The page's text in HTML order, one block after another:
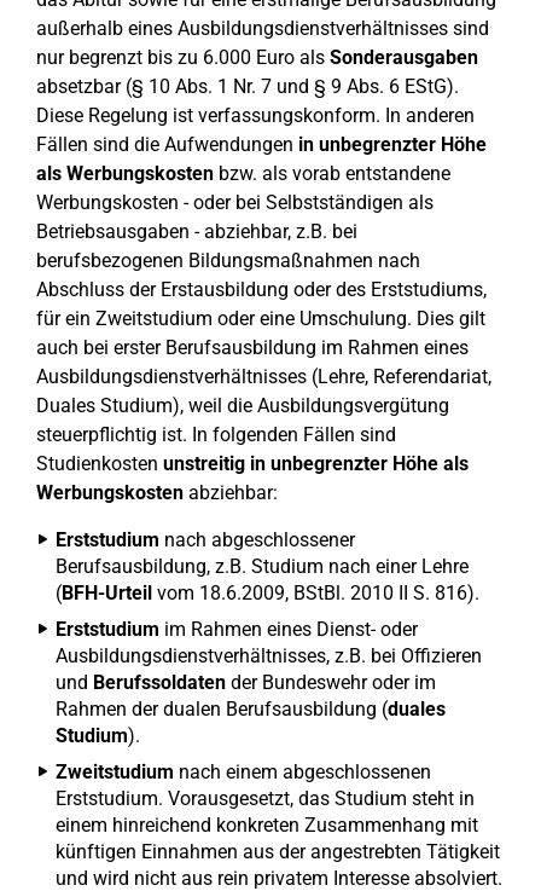
außerhalb eines Ausbildungsdienstverhältnisses sind
nur begrenzt bis zu 6.000 Euro als Sonderausgaben
absetzbar (§ 10 Abs. 1 Nr. 7 und § 9 Abs. 6 EStG).
Diese Regelung ist verfassungskonform. In anderen
Fällen sind die Aufwendungen in unbegrenzter Höhe
als Werbungskosten bzw. als vorab entstandene
Werbungskosten - oder bei Selbstständigen als
Betriebsausgaben - abziehbar, z.B. bei
berufsbezogenen Bildungsmaßnahmen nach
Abschluss der Erstausbildung oder des Erststudiums,
für ein Zweitstudium oder eine Umschulung. Dies gilt
auch bei erster Berufsausbildung im Rahmen eines
Ausbildungsdienstverhältnisses (Lehre, Referendariat,
Duales Studium), weil die Ausbildungsvergütung
steuerpflichtig ist. In folgenden Fällen sind
Studienkosten unstreitig in unbegrenzter Höhe als
Werbungskosten abziehbar:
Erststudium nach abgeschlossener
Berufsausbildung, z.B. Studium nach einer Lehre
(BFH-Urteil vom 18.6.2009, BStBl. 2010 II S. 816).
Erststudium im Rahmen eines Dienst- oder
Ausbildungsdienstverhältnisses, z.B. bei Offizieren
und Berufssoldaten der Bundeswehr oder im
Rahmen der dualen Berufsausbildung (duales
Studium).
Zweitstudium nach einem abgeschlossenen
Erststudium. Vorausgesetzt, das Studium steht in
einem hinreichend konkreten Zusammenhang mit
künftigen Einnahmen aus der angestrebten Tätigkeit
und wird nicht aus rein privatem Interesse absolviert.